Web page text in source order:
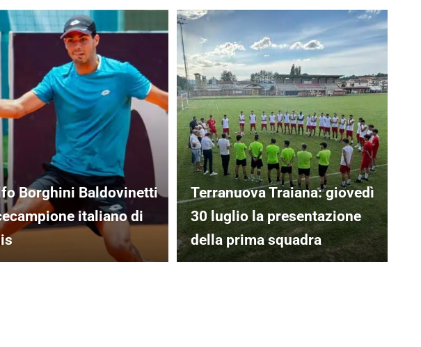
Borghini Baldovinetti
italiano di
Terranuova Traiana: giovedì
30 luglio la presentazione
della prima squadra